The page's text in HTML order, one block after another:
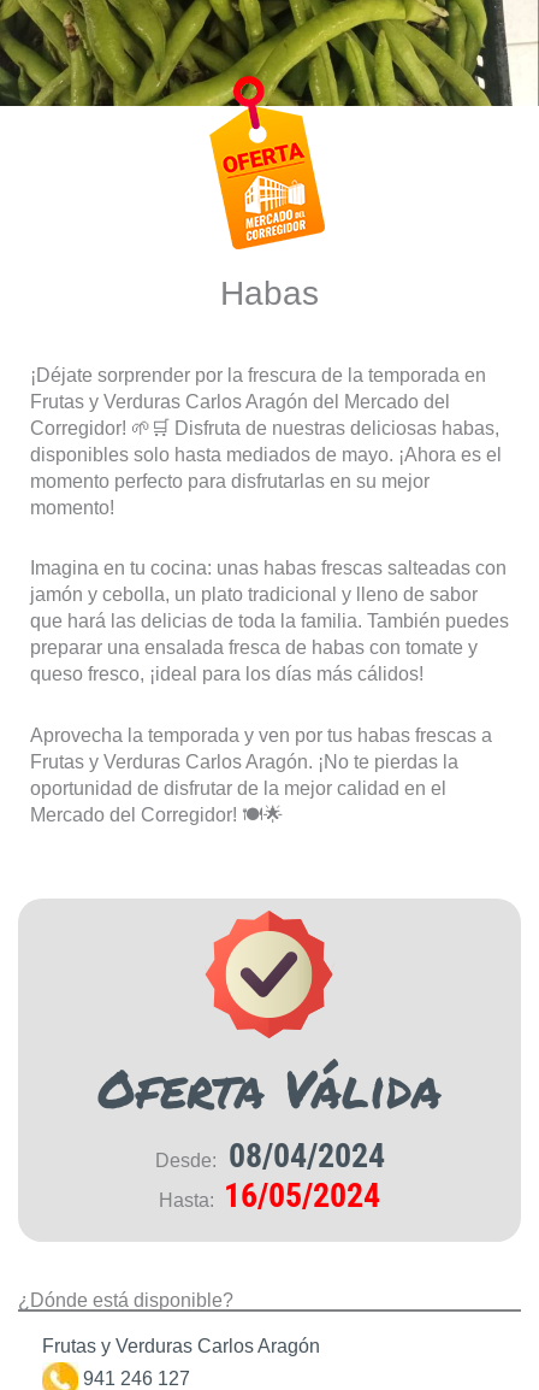
Habas
¡Déjate sorprender por la frescura de la temporada en
Frutas y Verduras Carlos Aragón del Mercado del
Corregidor! 🌱🛒 Disfruta de nuestras deliciosas habas,
disponibles solo hasta mediados de mayo. ¡Ahora es el
momento perfecto para disfrutarlas en su mejor
momento!
Imagina en tu cocina: unas habas frescas salteadas con
jamón y cebolla, un plato tradicional y lleno de sabor
que hará las delicias de toda la familia. También puedes
preparar una ensalada fresca de habas con tomate y
queso fresco, ¡ideal para los días más cálidos!
Aprovecha la temporada y ven por tus habas frescas a
Frutas y Verduras Carlos Aragón. ¡No te pierdas la
oportunidad de disfrutar de la mejor calidad en el
Mercado del Corregidor! 🍽️🌟
Oferta Válida
Desde: 08/04/2024
Hasta: 16/05/2024
¿Dónde está disponible?
Frutas y Verduras Carlos Aragón
941 246 127